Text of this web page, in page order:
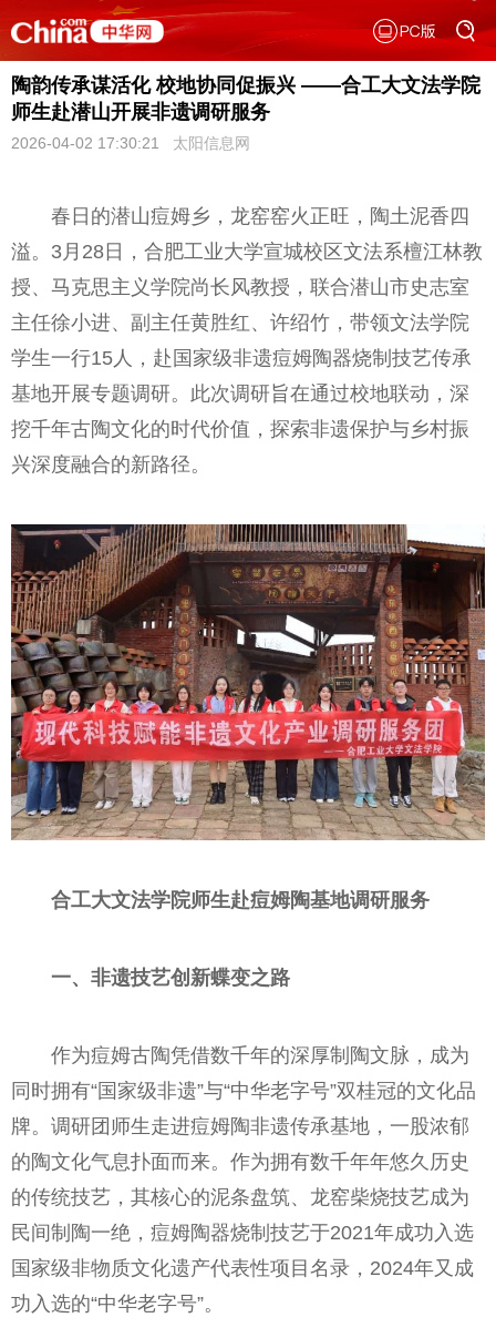
陶韵传承谋活化 校地协同促振兴 ——合工大文法学院
师生赴潜山开展非遗调研服务
2026-04-02 17:30:21 太阳信息网
春日的潜山痘姆乡，龙窑窑火正旺，陶土泥香四
溢。3月28日，合肥工业大学宣城校区文法系檀江林教
授、马克思主义学院尚长风教授，联合潜山市史志室
主任徐小进、副主任黄胜红、许绍竹，带领文法学院
学生一行15人，赴国家级非遗痘姆陶器烧制技艺传承
基地开展专题调研。此次调研旨在通过校地联动，深
挖千年古陶文化的时代价值，探索非遗保护与乡村振
兴深度融合的新路径。
合工大文法学院师生赴痘姆陶基地调研服务
一、 非遗技艺创新蝶变之路
作为痘姆古陶凭借数千年的深厚制陶文脉，成为
同时拥有“国家级非遗”与“中华老字号”双桂冠的文化品
牌。调研团师生走进痘姆陶非遗传承基地，一股浓郁
的陶文化气息扑面而来。作为拥有数千年年悠久历史
的传统技艺，其核心的泥条盘筑、龙窑柴烧技艺成为
民间制陶一绝，痘姆陶器烧制技艺于2021年成功入选
国家级非物质文化遗产代表性项目名录，2024年又成
功入选的“中华老字号”。